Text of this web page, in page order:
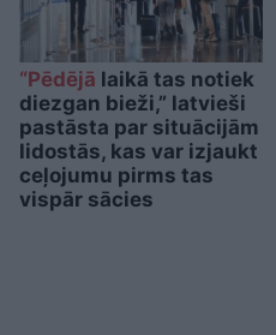
“Pēdējā laikā tas notiek
diezgan bieži,” latvieši
pastāsta par situācijām
lidostās, kas var izjaukt
ceļojumu pirms tas
vispār sācies